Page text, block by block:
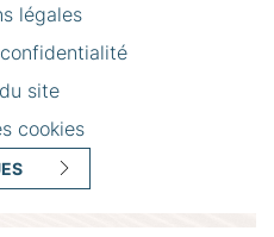
légales
site
cookies